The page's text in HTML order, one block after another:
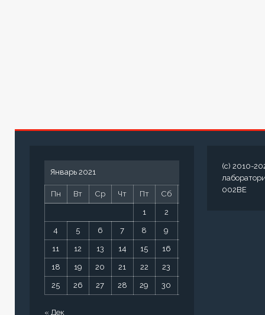
Январь 2021
Пн Вт Ср Чт Пт Сб
1 2
4 5 6 7 8 9
11 12 13 14 15 16
18 19 20 21 22 23
25 26 27 28 29 30
« Дек
(c) 2010-
002BE